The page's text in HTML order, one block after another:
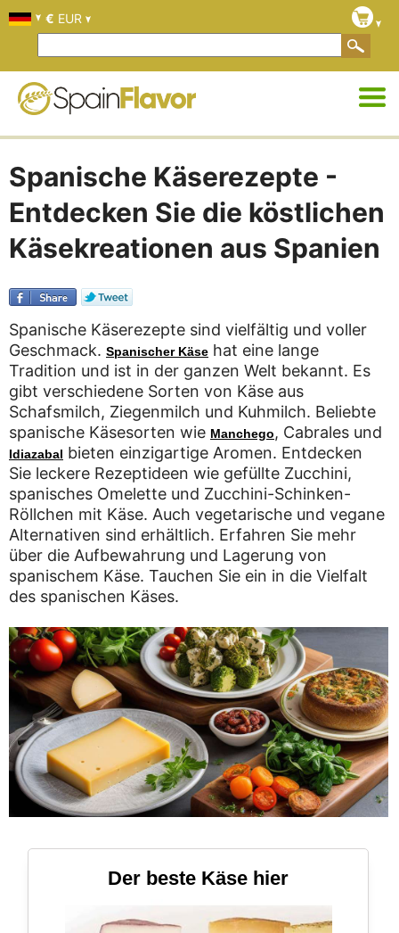
Spanische Käserezepte -
Entdecken Sie die köstlichen
Käsekreationen aus Spanien
Spanische Käserezepte sind vielfältig und voller
Geschmack. Spanischer Käse hat eine lange
Tradition und ist in der ganzen Welt bekannt. Es
gibt verschiedene Sorten von Käse aus
Schafsmilch, Ziegenmilch und Kuhmilch. Beliebte
spanische Käsesorten wie Manchego, Cabrales und
Idiazabal bieten einzigartige Aromen. Entdecken
Sie leckere Rezeptideen wie gefüllte Zucchini,
spanisches Omelette und Zucchini-Schinken-
Röllchen mit Käse. Auch vegetarische und vegane
Alternativen sind erhältlich. Erfahren Sie mehr
über die Aufbewahrung und Lagerung von
spanischem Käse. Tauchen Sie ein in die Vielfalt
des spanischen Käses.
Der beste Käse hier
€ EUR